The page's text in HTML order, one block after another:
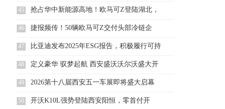
45
抢占华中新能源高地！欧马可Z登陆湖北，
助推长江
46
捷报频传！50辆欧马可Z交付头部冷链企
业，赋能
47
比亚迪发布2025年ESG报告，积极履行可持
续
48
定义豪华 驭梦起航 西安盛沃沃尔沃盛大开
49 2026第十八届西安五一车展即将盛大启幕
50
开沃K10L强势登陆西安阳恒，零首付开